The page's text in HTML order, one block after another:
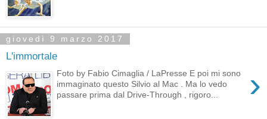
giovedì 9 marzo 2017
L'immortale
›
Foto by Fabio Cimaglia / LaPresse E poi mi sono
immaginato questo Silvio al Mac . Ma lo vedo
passare prima dal Drive-Through , rigoro...